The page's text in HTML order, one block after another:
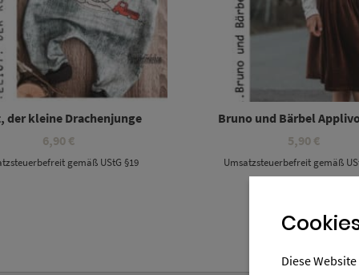
der kleine Drachenjunge
6,90 €
gemäß UStG §19
Bruno und Bärbel
5,90 €
Umsatzsteuerbefreit gemäß
Diese